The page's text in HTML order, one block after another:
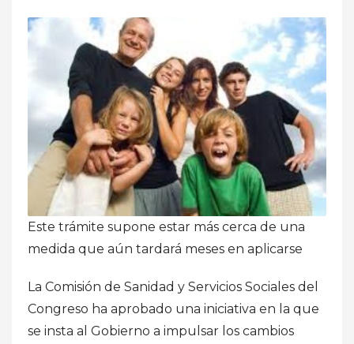
Este trámite supone estar más cerca de una
medida que aún tardará meses en aplicarse
La Comisión de Sanidad y Servicios Sociales del
Congreso ha aprobado una iniciativa en la que
se insta al Gobierno a impulsar los cambios